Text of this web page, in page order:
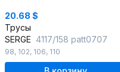
20.68 $
Трусы
SERGE 4117/158 patt0707
98, 102, 106, 110